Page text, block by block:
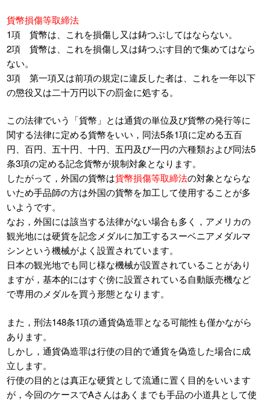
貨幣損傷等取締法
1項 貨幣は、これを損傷し又は鋳つぶしてはならない。
2項 貨幣は、これを損傷し又は鋳つぶす目的で集めてはなら
ない。
3項 第一項又は前項の規定に違反した者は、これを一年以下
の懲役又は二十万円以下の罰金に処する。
この法律でいう「貨幣」とは通貨の単位及び貨幣の発行等に
関する法律に定める貨幣をいい，同法5条1項に定める五百
円、百円、五十円、十円、五円及び一円の六種類および同法5
条3項の定める記念貨幣が規制対象となります。
したがって，外国の貨幣は貨幣損傷等取締法の対象とならな
いため手品師の方は外国の貨幣を加工して使用することが多
いようです。
なお，外国には該当する法律がない場合も多く，アメリカの
観光地には硬貨を記念メダルに加工するスーベニアメダルマ
シンという機械がよく設置されています。
日本の観光地でも同じ様な機械が設置されていることがあり
ますが，基本的にはすぐ傍に設置されている自動販売機など
で専用のメダルを買う形態となります。
また，刑法148条1項の通貨偽造罪となる可能性も僅かながら
あります。
しかし，通貨偽造罪は行使の目的で通貨を偽造した場合に成
立します。
行使の目的とは真正な硬貨として流通に置く目的をいいます
が，今回のケースでAさんはあくまでも手品の小道具として使